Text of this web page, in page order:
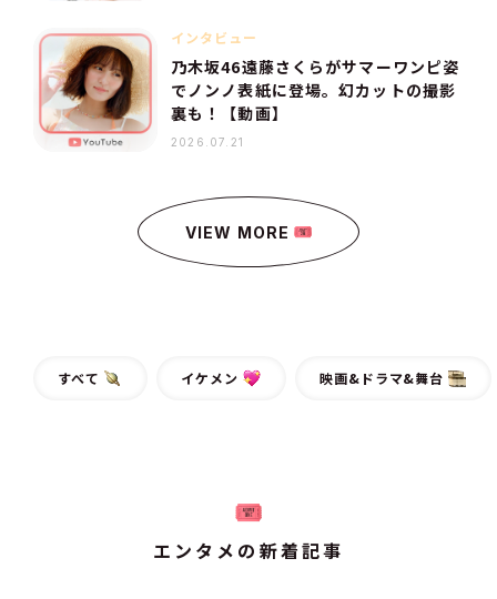
インタビュー
乃木坂46遠藤さくらがサマーワンピ姿
でノンノ表紙に登場。幻カットの撮影
裏も！【動画】
2026.07.21
VIEW MORE
すべて イケメン 映画&ドラマ&舞台
エンタメの新着記事